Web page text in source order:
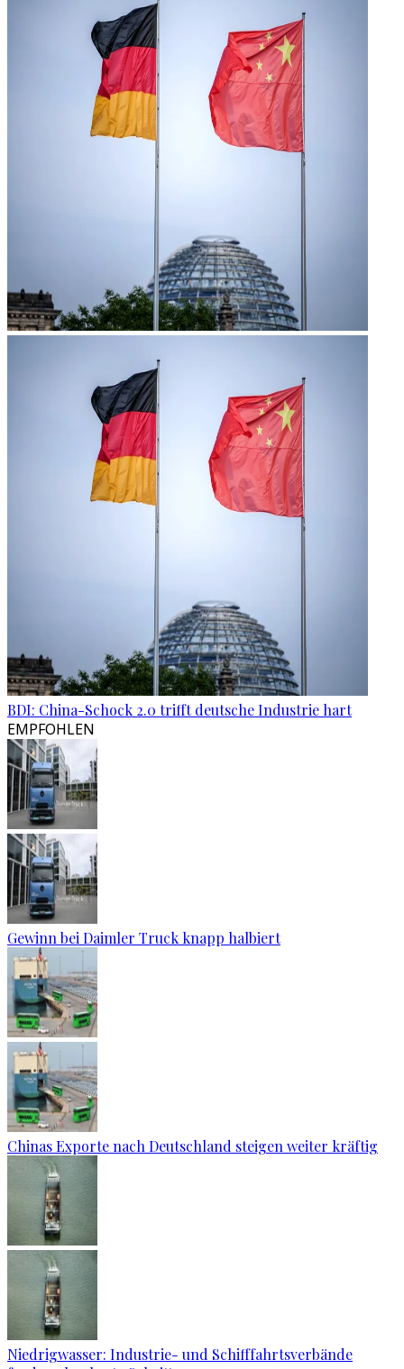
BDI: China-Schock 2.0 trifft deutsche Industrie hart
EMPFOHLEN
Gewinn bei Daimler Truck knapp halbiert
Chinas Exporte nach Deutschland steigen weiter kräftig
Niedrigwasser: Industrie- und Schifffahrtsverbände